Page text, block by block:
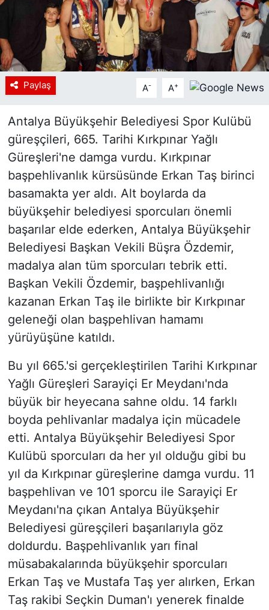
Paylaş A- A+
Antalya Büyükşehir Belediyesi Spor Kulübü
güreşçileri, 665. Tarihi Kırkpınar Yağlı
Güreşleri'ne damga vurdu. Kırkpınar
başpehlivanlık kürsüsünde Erkan Taş birinci
basamakta yer aldı. Alt boylarda da
büyükşehir belediyesi sporcuları önemli
başarılar elde ederken, Antalya Büyükşehir
Belediyesi Başkan Vekili Büşra Özdemir,
madalya alan tüm sporcuları tebrik etti.
Başkan Vekili Özdemir, başpehlivanlığı
kazanan Erkan Taş ile birlikte bir Kırkpınar
geleneği olan başpehlivan hamamı
yürüyüşüne katıldı.
Bu yıl 665.'si gerçekleştirilen Tarihi Kırkpınar
Yağlı Güreşleri Sarayiçi Er Meydanı'nda
büyük bir heyecana sahne oldu. 14 farklı
boyda pehlivanlar madalya için mücadele
etti. Antalya Büyükşehir Belediyesi Spor
Kulübü sporcuları da her yıl olduğu gibi bu
yıl da Kırkpınar güreşlerine damga vurdu. 11
başpehlivan ve 101 sporcu ile Sarayiçi Er
Meydanı'na çıkan Antalya Büyükşehir
Belediyesi güreşçileri başarılarıyla göz
doldurdu. Başpehlivanlık yarı final
müsabakalarında büyükşehir sporcuları
Erkan Taş ve Mustafa Taş yer alırken, Erkan
Taş rakibi Seçkin Duman'ı yenerek finalde